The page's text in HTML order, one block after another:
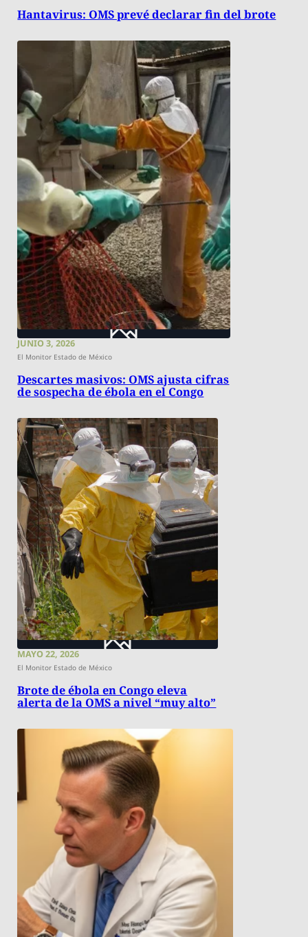
Hantavirus: OMS prevé declarar fin del brote
JUNIO 3, 2026
El Monitor Estado de México
Descartes masivos: OMS ajusta cifras
de sospecha de ébola en el Congo
MAYO 22, 2026
El Monitor Estado de México
Brote de ébola en Congo eleva
alerta de la OMS a nivel “muy alto”